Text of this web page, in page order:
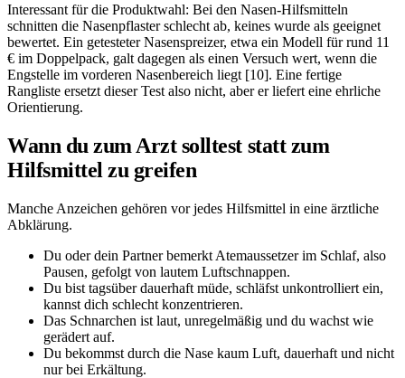
Interessant für die Produktwahl: Bei den Nasen-Hilfsmitteln
schnitten die Nasenpflaster schlecht ab, keines wurde als geeignet
bewertet. Ein getesteter Nasenspreizer, etwa ein Modell für rund 11
€ im Doppelpack, galt dagegen als einen Versuch wert, wenn die
Engstelle im vorderen Nasenbereich liegt [10]. Eine fertige
Rangliste ersetzt dieser Test also nicht, aber er liefert eine ehrliche
Orientierung.
Wann du zum Arzt solltest statt zum
Hilfsmittel zu greifen
Manche Anzeichen gehören vor jedes Hilfsmittel in eine ärztliche
Abklärung.
Du oder dein Partner bemerkt Atemaussetzer im Schlaf, also
Pausen, gefolgt von lautem Luftschnappen.
Du bist tagsüber dauerhaft müde, schläfst unkontrolliert ein,
kannst dich schlecht konzentrieren.
Das Schnarchen ist laut, unregelmäßig und du wachst wie
gerädert auf.
Du bekommst durch die Nase kaum Luft, dauerhaft und nicht
nur bei Erkältung.